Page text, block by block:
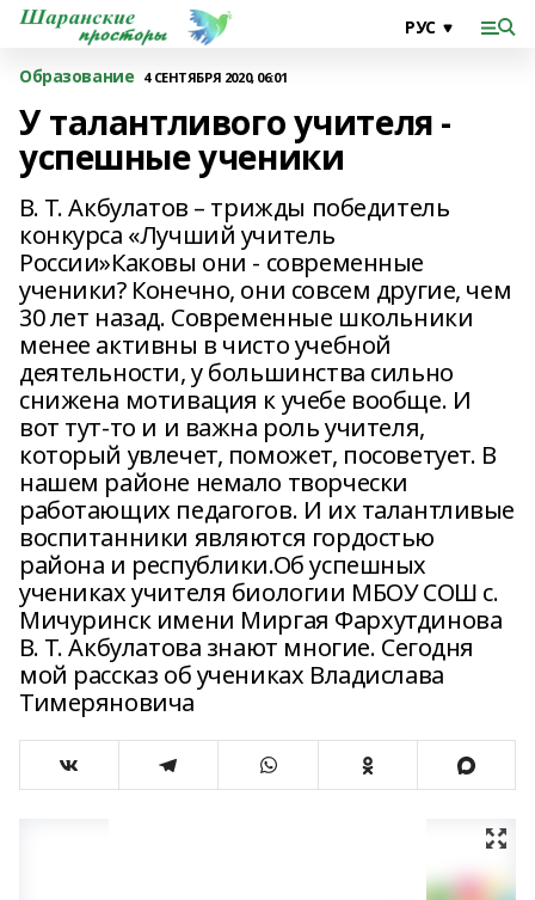
Образование 4 СЕНТЯБРЯ 2020, 06:01
У талантливого учителя -
успешные ученики
В. Т. Акбулатов – трижды победитель
конкурса «Лучший учитель
России»Каковы они - современные
ученики? Конечно, они совсем другие, чем
30 лет назад. Современные школьники
менее активны в чисто учебной
деятельности, у большинства сильно
снижена мотивация к учебе вообще. И
вот тут-то и и важна роль учителя,
который увлечет, поможет, посоветует. В
нашем районе немало творчески
работающих педагогов. И их талантливые
воспитанники являются гордостью
района и республики.Об успешных
учениках учителя биологии МБОУ СОШ с.
Мичуринск имени Миргая Фархутдинова
В. Т. Акбулатова знают многие. Сегодня
мой рассказ об учениках Владислава
Тимеряновича